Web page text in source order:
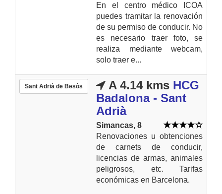
En el centro médico ICOA
puedes tramitar la renovación
de su permiso de conducir. No
es necesario traer foto, se
realiza mediante webcam,
solo traer e...
Sant Adrià de Besòs A 4.14 kms HCG
Badalona - Sant
Adrià
Simancas, 8
Renovaciones u obtenciones
de carnets de conducir,
licencias de armas, animales
peligrosos, etc. Tarifas
económicas en Barcelona.